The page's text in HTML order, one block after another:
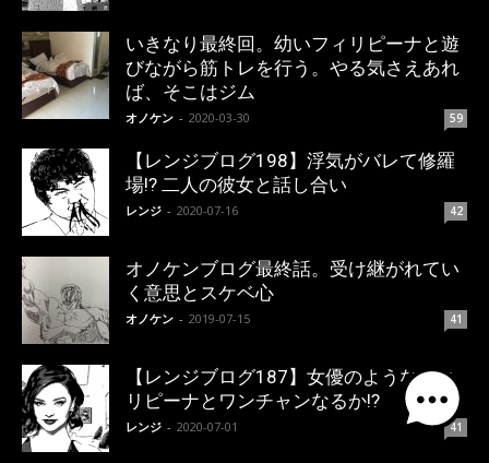
いきなり最終回。幼いフィリピーナと遊
びながら筋トレを行う。やる気さえあれ
ば、そこはジム
オノケン - 2020-03-30 59
【レンジブログ198】浮気がバレて修羅
場!? 二人の彼女と話し合い
レンジ - 2020-07-16 42
オノケンブログ最終話。受け継がれてい
く意思とスケベ心
オノケン - 2019-07-15 41
【レンジブログ187】女優のようなフィ
リピーナとワンチャンなるか!?
レンジ - 2020-07-01 41